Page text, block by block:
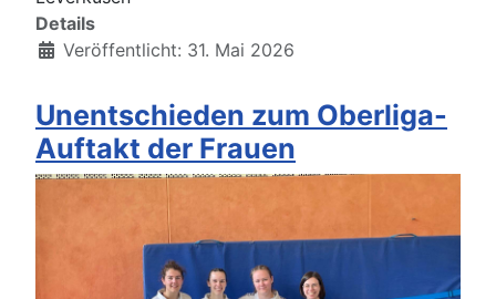
Details
Veröffentlicht: 31. Mai 2026
Unentschieden zum Oberliga-
Auftakt der Frauen